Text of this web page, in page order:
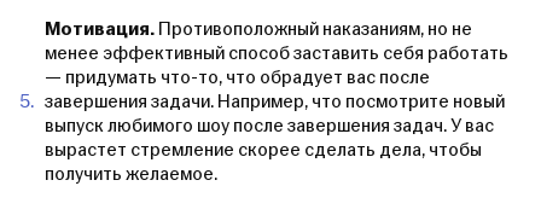
Мотивация.Противоположный наказаниям, но не
менее эффективный способ заставить себя работать
— придумать что-то, что обрадует вас после
завершения задачи. Например, что посмотрите новый
выпуск любимого шоу после завершения задач. У вас
вырастет стремление скорее сделать дела, чтобы
получить желаемое.